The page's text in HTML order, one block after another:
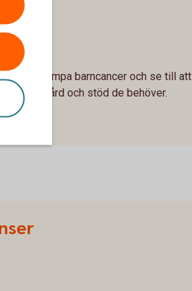
att bekämpa barncancer och se till att
får den vård och stöd de behöver.